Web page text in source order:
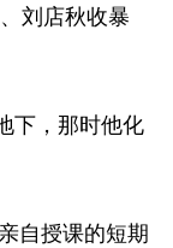
刘店秋收暴
下，那时他化
自授课的短期